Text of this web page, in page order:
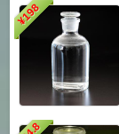
¥
198